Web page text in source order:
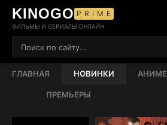
KINOGO PRIME
ФИЛЬМЫ И СЕРИАЛЫ ОНЛАЙН
ГЛАВНАЯ НОВИНКИ АНИМЕ
ПРЕМЬЕРЫ